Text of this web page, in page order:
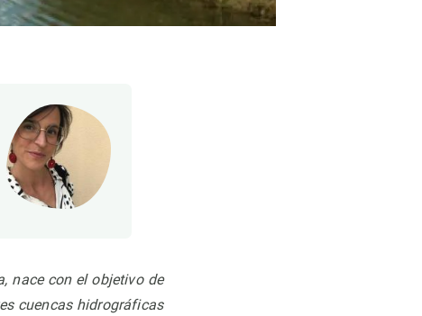
nace con el objetivo de
cuencas hidrográficas